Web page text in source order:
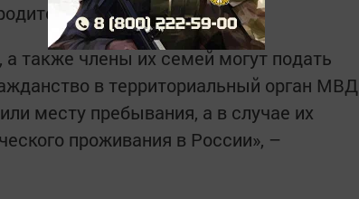
также члены их семей могут подать
в территориальный орган МВД
месту пребывания, а в случае их
проживания в России», –